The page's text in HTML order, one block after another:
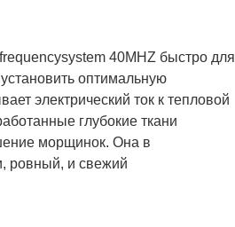
40MHZ быстро для
оптимальную
электрический ток к тепловой
глубокие ткани
морщинок. Она в
ровный, и свежий